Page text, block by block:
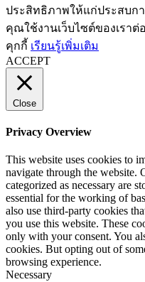
ประสิทธิภาพให้แก่ประสบก
คุณใช้งานเว็บไซต์ของเรา
คุกกี้ เรียนรู้เพิ่มเติม
ACCEPT
Close
Privacy Overview
This website uses cookies to
navigate through the website.
categorized as necessary are
essential for the working of
also use third-party cookies
you use this website. These
only with your consent. You
cookies. But opting out of
browsing experience.
Necessary